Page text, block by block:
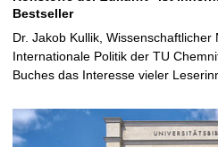
Bestseller
Dr. Jakob Kullik,
Internationale Politik der TU
Buches das Interesse vieler